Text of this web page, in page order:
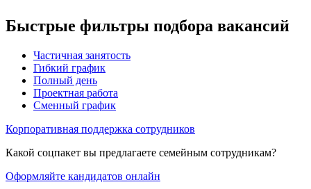
Быстрые фильтры подбора вакансий
Частичная занятость
Гибкий график
Полный день
Проектная работа
Сменный график
Корпоративная поддержка сотрудников
Какой соцпакет вы предлагаете семейным сотрудникам?
Оформляйте кандидатов онлайн